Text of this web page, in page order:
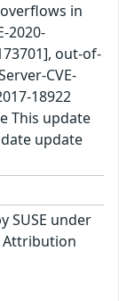
in
2020-
out-of-
CVE-
18922
This update
update
SUSE under
Attribution